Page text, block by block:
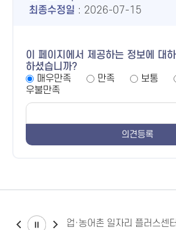
최종수정일 : 2026-07-15
이 페이지에서 제공하는 정보에 대
하셨습니까?
매우만족
만족 보통
우불만족
별자치도 농어업·농어촌 일자리 플러스센터